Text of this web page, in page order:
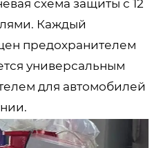
схема защиты с 12
Каждый
предохранителем
универсальным
для автомобилей